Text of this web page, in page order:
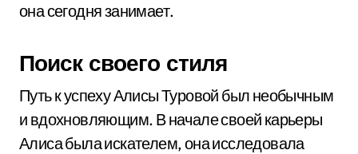
она сегодня занимает.
Поиск своего стиля
Путь к успеху Алисы Туровой был необычным
и вдохновляющим. В начале своей карьеры
Алиса была искателем, она исследовала